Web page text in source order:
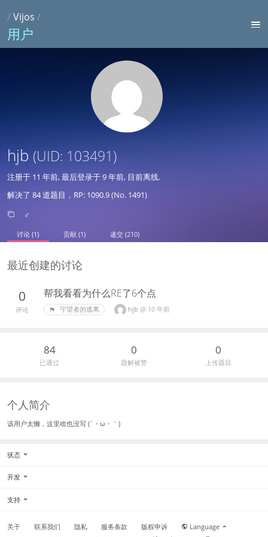
/Vijos /
用户
hjb (UID: 103491)
注册于 11 年前, 最后登录于9 年前, 目前离线.
解决了 84 道题目，RP: 1090.9 (No. 1491)
♂
讨论 (1) 贡献 (1) 递交 (210)
最近创建的讨论
0
评论
帮我看看为什么RE了6个点
守望者的逃离 hjb @ 10 年前
84
已通过
0
题解被赞
0
上传题目
个人简介
该用户太懒，这里啥也没写 (´・ω・｀)
状态
开发
支持
关于 联系我们 隐私 服务条款 版权申诉
Language